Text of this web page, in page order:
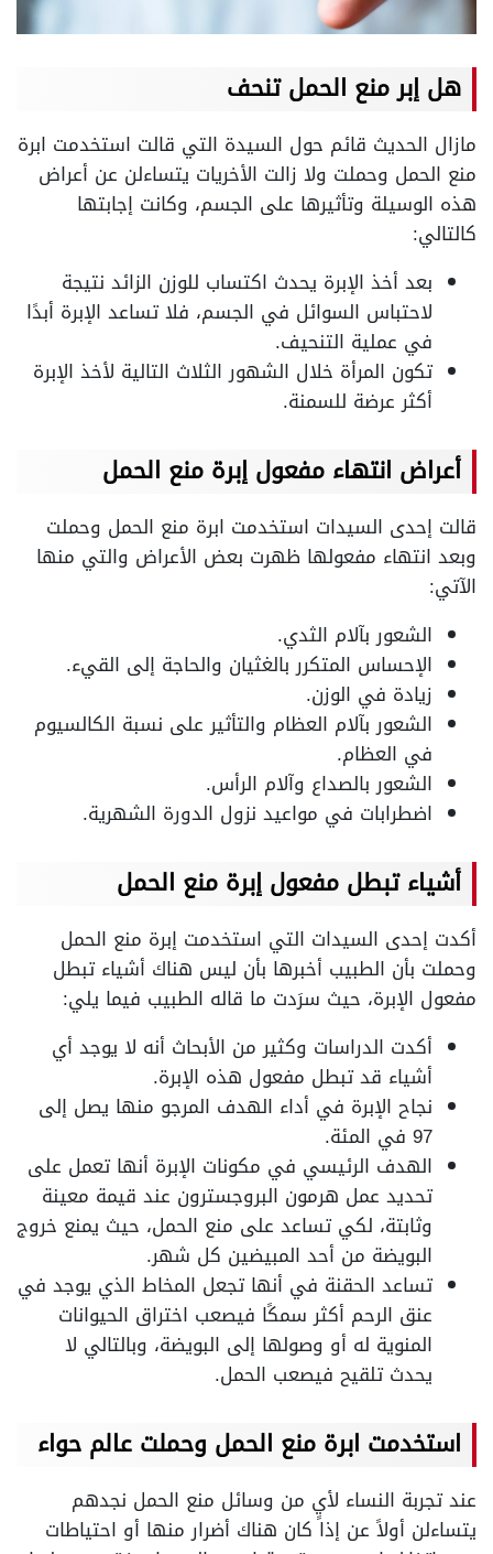
هل إبر منع الحمل تنحف
مازال الحديث قائم حول السيدة التي قالت استخدمت ابرة
منع الحمل وحملت ولا زالت الأخريات يتساءلن عن أعراض
هذه الوسيلة وتأثيرها على الجسم، وكانت إجابتها
كالتالي:
بعد أخذ الإبرة يحدث اكتساب للوزن الزائد نتيجة
لاحتباس السوائل في الجسم، فلا تساعد الإبرة أبدًا
في عملية التنحيف.
تكون المرأة خلال الشهور الثلاث التالية لأخذ الإبرة
أكثر عرضة للسمنة.
أعراض انتهاء مفعول إبرة منع الحمل
قالت إحدى السيدات استخدمت ابرة منع الحمل وحملت
وبعد انتهاء مفعولها ظهرت بعض الأعراض والتي منها
الآتي:
الشعور بآلام الثدي.
الإحساس المتكرر بالغثيان والحاجة إلى القيء.
زيادة في الوزن.
الشعور بآلام العظام والتأثير على نسبة الكالسيوم
في العظام.
الشعور بالصداع وآلام الرأس.
اضطرابات في مواعيد نزول الدورة الشهرية.
أشياء تبطل مفعول إبرة منع الحمل
أكدت إحدى السيدات التي استخدمت إبرة منع الحمل
وحملت بأن الطبيب أخبرها بأن ليس هناك أشياء تبطل
مفعول الإبرة، حيث سرَدت ما قاله الطبيب فيما يلي:
أكدت الدراسات وكثير من الأبحاث أنه لا يوجد أي
أشياء قد تبطل مفعول هذه الإبرة.
نجاح الإبرة في أداء الهدف المرجو منها يصل إلى
97 في المئة.
الهدف الرئيسي في مكونات الإبرة أنها تعمل على
تحديد عمل هرمون البروجسترون عند قيمة معينة
وثابتة، لكي تساعد على منع الحمل، حيث يمنع خروج
البويضة من أحد المبيضين كل شهر.
تساعد الحقنة في أنها تجعل المخاط الذي يوجد في
عنق الرحم أكثر سمكًا فيصعب اختراق الحيوانات
المنوية له أو وصولها إلى البويضة، وبالتالي لا
يحدث تلقيح فيصعب الحمل.
استخدمت ابرة منع الحمل وحملت عالم حواء
عند تجربة النساء لأيٍ من وسائل منع الحمل نجدهم
يتساءلن أولاً عن إذا كان هناك أضرار منها أو احتياطات